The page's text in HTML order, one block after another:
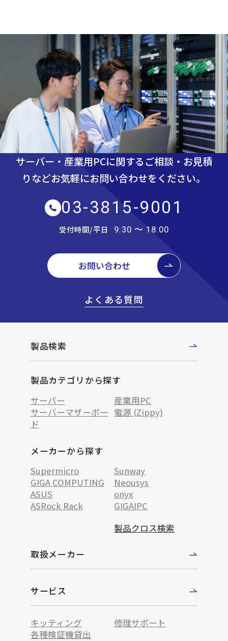
サーバー・産業用PCに関するご相談・お見積
りなどお気軽にお問い合わせをください。
03-3815-9001
受付時間/平日 9:30 〜 18:00
お問い合わせ
よくある質問
製品検索
製品カテゴリから探す
サーバー
産業用PC
サーバーマザーボー
ド
電源 (Zippy)
メーカーから探す
Supermicro
Sunway
GIGA COMPUTING
Neousys
ASUS
onyx
ASRock Rack
GIGAIPC
製品クロス検索
取扱メーカー
サービス
キッティング
修理サポート
各種検証機貸出